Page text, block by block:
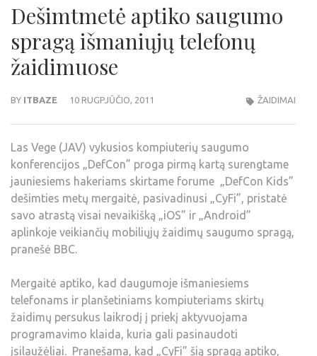
Dešimtmetė aptiko saugumo
spragą išmaniųjų telefonų
žaidimuose
BY ITBAZE 10 RUGPJŪČIO, 2011 ŽAIDIMAI
Las Vege (JAV) vykusios kompiuterių saugumo
konferencijos „DefCon” proga pirmą kartą surengtame
jauniesiems hakeriams skirtame forume „DefCon Kids”
dešimties metų mergaitė, pasivadinusi „CyFi”, pristatė
savo atrastą visai nevaikišką „iOS” ir „Android”
aplinkoje veikiančių mobiliųjų žaidimų saugumo spragą,
pranešė BBC.
Mergaitė aptiko, kad daugumoje išmaniesiems
telefonams ir planšetiniams kompiuteriams skirtų
žaidimų persukus laikrodį į priekį aktyvuojama
programavimo klaida, kuria gali pasinaudoti
įsilaužėliai. Pranešama, kad „CyFi” šią spragą aptiko,